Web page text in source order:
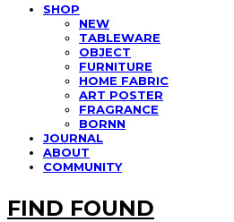
SHOP
NEW
TABLEWARE
OBJECT
FURNITURE
HOME FABRIC
ART POSTER
FRAGRANCE
BORNN
JOURNAL
ABOUT
COMMUNITY
FIND FOUND